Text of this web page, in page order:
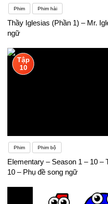
Phim Phim hài
Thầy Iglesias (Phần 1) – Mr.
ngữ
Tập
10
Phim Phim bộ
Elementary – Season 1 – 10 –
10 – Phụ đề song ngữ